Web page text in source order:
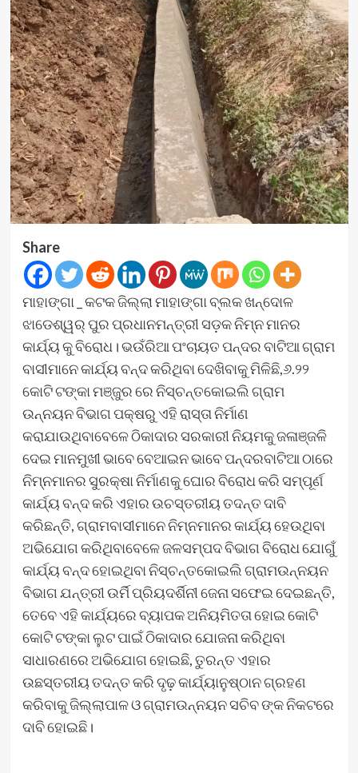
Share
ମାହାଙ୍ଗା _ କଟକ ଜିଲ୍ଲା ମାହାଙ୍ଗା ବ୍ଲକ ଖନ୍ଦୋଳ
ଝାଡେଶ୍ୱର୍ ପୁର ପ୍ରଧାନମନ୍ତ୍ରୀ ସଡ଼କ ନିମ୍ନ ମାନର
କାର୍ଯ୍ୟ କୁ ବିରୋଧ। ଭଉଁରିଆ ପଂଚାୟତ ପନ୍ଦର ବାଟିଆ ଗ୍ରାମ
ବାସୀମାନେ କାର୍ଯ୍ୟ ବନ୍ଦ କରିଥିବା ଦେଖିବାକୁ ମିଳିଛି,୬.୨୨
କୋଟି ଟଙ୍କା ମଞ୍ଜୁର ରେ ନିସ୍ଚନ୍ତକୋଇଲି ଗ୍ରାମ
ଉନ୍ନୟନ ବିଭାଗ ପକ୍ଷରୁ ଏହି ରାସ୍ତା ନିର୍ମାଣ
କରାଯାଉଥିବାବେଳେ ଠିକାଦାର ସରକାରୀ ନିୟମକୁ ଜଳାଞ୍ଜଳି
ଦେଇ ମାନମୁଖୀ ଭାବେ ବେଆଇନ ଭାବେ ପନ୍ଦରବାଟିଆ ଠାରେ
ନିମ୍ନମାନର ସୁରକ୍ଷା ନିର୍ମାଣକୁ ଘୋର ବିରୋଧ କରି ସମ୍ପୂର୍ଣ
କାର୍ଯ୍ୟ ବନ୍ଦ କରି ଏହାର ଉଚସ୍ତରୀୟ ତଦନ୍ତ ଦାବି
କରିଛନ୍ତି, ଗ୍ରାମବାସୀମାନେ ନିମ୍ନମାନର କାର୍ଯ୍ୟ ହେଉଥିବା
ଅଭିଯୋଗ କରିଥିବାବେଳେ ଜଳସମ୍ପଦ ବିଭାଗ ବିରୋଧ ଯୋଗୁଁ
କାର୍ଯ୍ୟ ବନ୍ଦ ହୋଇଥିବା ନିସ୍ଚନ୍ତକୋଇଲି ଗ୍ରାମଉନ୍ନୟନ
ବିଭାଗ ଯନ୍ତ୍ରୀ ଉର୍ମି ପ୍ରିୟଦର୍ଶିନୀ ଜେନା ସଫେଇ ଦେଇଛନ୍ତି,
ତେବେ ଏହି କାର୍ଯ୍ୟରେ ବ୍ୟାପକ ଅନିୟମିତତା ହୋଇ କୋଟି
କୋଟି ଟଙ୍କା ଲୁଟ ପାଇଁ ଠିକାଦାର ଯୋଜନା କରିଥିବା
ସାଧାରଣରେ ଅଭିଯୋଗ ହୋଇଛି, ତୁରନ୍ତ ଏହାର
ଉଛସ୍ତରୀୟ ତଦନ୍ତ କରି ଦୃଢ଼ କାର୍ଯ୍ୟାନୁଷ୍ଠାନ ଗ୍ରହଣ
କରିବାକୁ ଜିଲ୍ଲାପାଳ ଓ ଗ୍ରାମଉନ୍ନୟନ ସଚିବ ଙ୍କ ନିକଟରେ
ଦାବି ହୋଇଛି।